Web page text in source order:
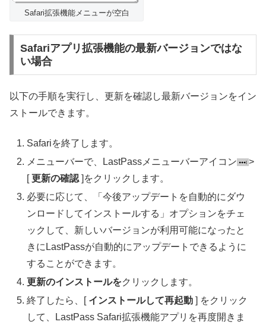
Safari拡張機能メニューが空白
Safariアプリ拡張機能の最新バージョンではな
い場合
以下の手順を実行し、更新を確認し最新バージョンをイン
ストールできます。
Safariを終了します。
メニューバーで、LastPassメニューバーアイコン
>
[更新の確認 ]をクリックします。
必要に応じて、「今後アップデートを自動的にダウ
ンロードしてインストールする」オプションをチェ
ックして、新しいバージョンが利用可能になったと
きにLastPassが自動的にアップデートできるように
することができます。
更新のインストールをクリックします。
終了したら、[ インストールして再起動 ] をクリック
して、LastPass Safari拡張機能アプリを再度開きま